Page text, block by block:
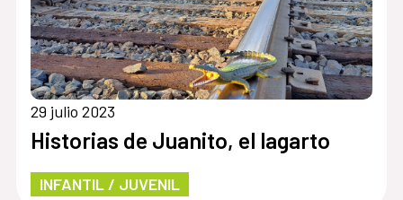
29 julio 2023
Historias de Juanito, el lagarto
INFANTIL / JUVENIL